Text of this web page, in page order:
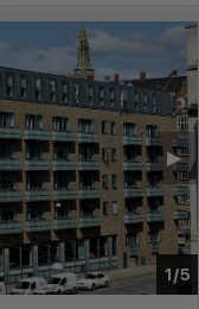
1/5
▶︎